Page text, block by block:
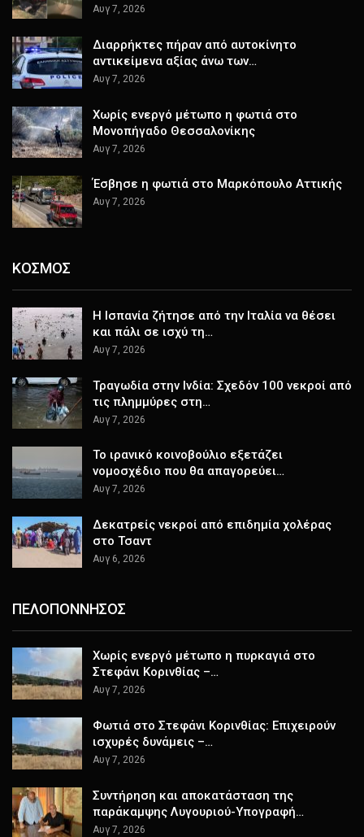
Αυγ 7, 2026
Διαρρήκτες πήραν από αυτοκίνητο
αντικείμενα αξίας άνω των…
Αυγ 7, 2026
Χωρίς ενεργό μέτωπο η φωτιά στο
Μονοπήγαδο Θεσσαλονίκης
Αυγ 7, 2026
Έσβησε η φωτιά στο Μαρκόπουλο Αττικής
Αυγ 7, 2026
ΚΟΣΜΟΣ
H Ισπανία ζήτησε από την Ιταλία να θέσει
και πάλι σε ισχύ τη…
Αυγ 7, 2026
Τραγωδία στην Ινδία: Σχεδόν 100 νεκροί από
τις πλημμύρες στη…
Αυγ 7, 2026
Το ιρανικό κοινοβούλιο εξετάζει
νομοσχέδιο που θα απαγορεύει…
Αυγ 7, 2026
Δεκατρείς νεκροί από επιδημία χολέρας
στο Τσαντ
Αυγ 6, 2026
ΠΕΛΟΠΟΝΝΗΣΟΣ
Χωρίς ενεργό μέτωπο η πυρκαγιά στο
Στεφάνι Κορινθίας –…
Αυγ 7, 2026
Φωτιά στο Στεφάνι Κορινθίας: Επιχειρούν
ισχυρές δυνάμεις –…
Αυγ 7, 2026
Συντήρηση και αποκατάσταση της
παράκαμψης Λυγουριού-Υπογραφή…
Αυγ 7, 2026